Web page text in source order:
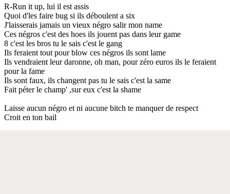
R-Run it up, lui il est assis
Quoi d'les faire bug si ils déboulent a six
J'laisserais jamais un vieux négro salir mon name
Ces négros c'est des hoes ils jouent pas dans leur game
8 c'est les bros tu le sais c'est le gang
Ils feraient tout pour blow ces négros ils sont lame
Ils vendraient leur daronne, oh man, pour zéro euros ils le feraient
pour la fame
Ils sont faux, ils changent pas tu le sais c'est la same
Fait péter le champ' ,sur eux c'est la shame
Laisse aucun négro et ni aucune bitch te manquer de respect
Croit en ton bail